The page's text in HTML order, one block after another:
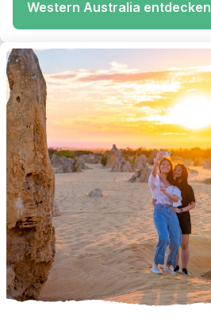
Western Australia entdecken